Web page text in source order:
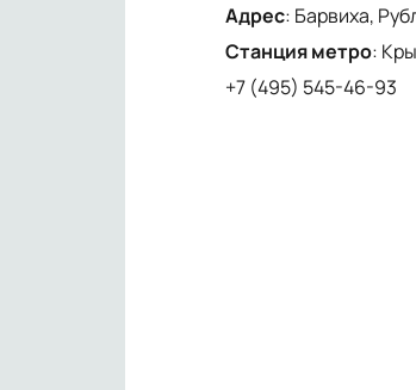
Адрес: Барвиха,
Станция метро:
+7 (495) 545-46-93